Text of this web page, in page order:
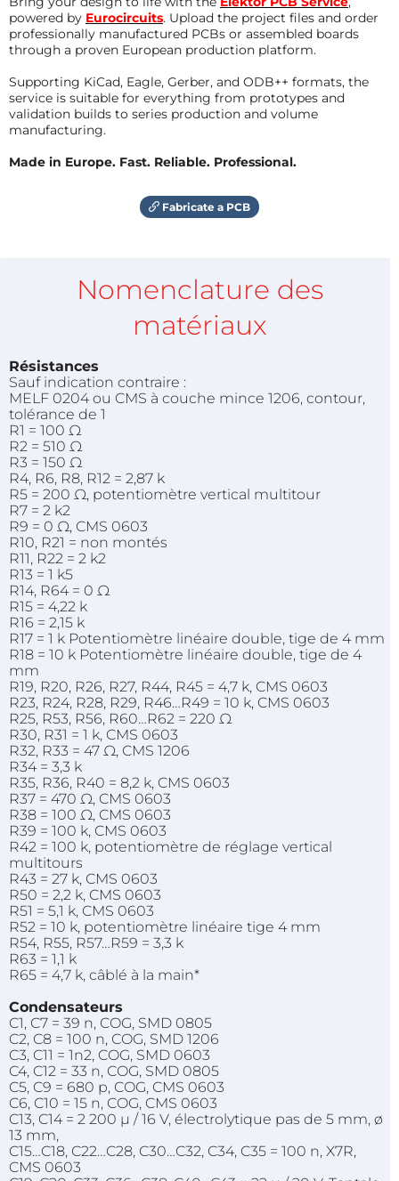
powered by Eurocircuits. Upload the project files and order
professionally manufactured PCBs or assembled boards
through a proven European production platform.
Supporting KiCad, Eagle, Gerber, and ODB++ formats, the
service is suitable for everything from prototypes and
validation builds to series production and volume
manufacturing.
Made in Europe. Fast. Reliable. Professional.
Fabricate a PCB
Nomenclature des
matériaux
Résistances
Sauf indication contraire :
MELF 0204 ou CMS à couche mince 1206, contour,
tolérance de 1
R1 = 100 Ω
R2 = 510 Ω
R3 = 150 Ω
R4, R6, R8, R12 = 2,87 k
R5 = 200 Ω, potentiomètre vertical multitour
R7 = 2 k2
R9 = 0 Ω, CMS 0603
R10, R21 = non montés
R11, R22 = 2 k2
R13 = 1 k5
R14, R64 = 0 Ω
R15 = 4,22 k
R16 = 2,15 k
R17 = 1 k Potentiomètre linéaire double, tige de 4 mm
R18 = 10 k Potentiomètre linéaire double, tige de 4
mm
R19, R20, R26, R27, R44, R45 = 4,7 k, CMS 0603
R23, R24, R28, R29, R46…R49 = 10 k, CMS 0603
R25, R53, R56, R60…R62 = 220 Ω
R30, R31 = 1 k, CMS 0603
R32, R33 = 47 Ω, CMS 1206
R34 = 3,3 k
R35, R36, R40 = 8,2 k, CMS 0603
R37 = 470 Ω, CMS 0603
R38 = 100 Ω, CMS 0603
R39 = 100 k, CMS 0603
R42 = 100 k, potentiomètre de réglage vertical
multitours
R43 = 27 k, CMS 0603
R50 = 2,2 k, CMS 0603
R51 = 5,1 k, CMS 0603
R52 = 10 k, potentiomètre linéaire tige 4 mm
R54, R55, R57…R59 = 3,3 k
R63 = 1,1 k
R65 = 4,7 k, câblé à la main*
Condensateurs
C1, C7 = 39 n, COG, SMD 0805
C2, C8 = 100 n, COG, SMD 1206
C3, C11 = 1n2, COG, SMD 0603
C4, C12 = 33 n, COG, SMD 0805
C5, C9 = 680 p, COG, CMS 0603
C6, C10 = 15 n, COG, CMS 0603
C13, C14 = 2 200 µ / 16 V, électrolytique pas de 5 mm, ø
13 mm,
C15…C18, C22…C28, C30…C32, C34, C35 = 100 n, X7R,
CMS 0603